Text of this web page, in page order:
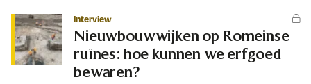
Interview
Nieuwbouwwijken op Romeinse
ruïnes: hoe kunnen we erfgoed
bewaren?